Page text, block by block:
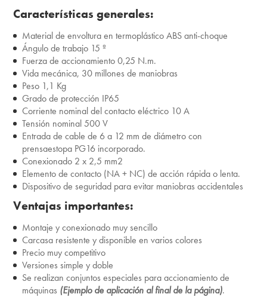
Características generales:
Material de envoltura en termoplástico ABS anti-choque
Ángulo de trabajo 15 º
Fuerza de accionamiento 0,25 N.m.
Vida mecánica, 30 millones de maniobras
Peso 1,1 Kg
Grado de protección IP65
Corriente nominal del contacto eléctrico 10 A
Tensión nominal 500 V
Entrada de cable de 6 a 12 mm de diámetro con
prensaestopa PG16 incorporado.
Conexionado 2 x 2,5 mm2
Elemento de contacto (NA + NC) de acción rápida o lenta.
Dispositivo de seguridad para evitar maniobras accidentales
Ventajas importantes:
Montaje y conexionado muy sencillo
Carcasa resistente y disponible en varios colores
Precio muy competitivo
Versiones simple y doble
Se realizan conjuntos especiales para accionamiento de
máquinas (Ejemplo de aplicación al final de la página).